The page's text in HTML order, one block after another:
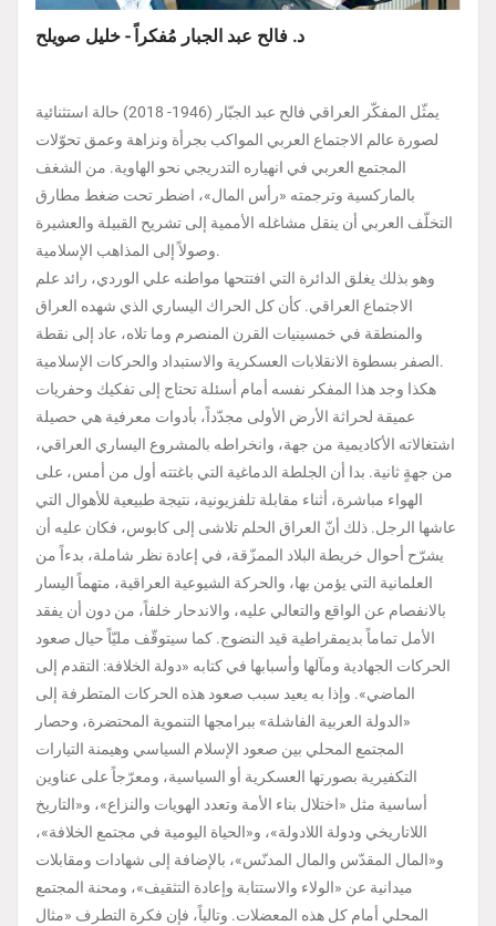
د. فالح عبد الجبار مُفكراً - خليل صويلح
يمثّل المفكّر العراقي فالح عبد الجبّار (1946- 2018) حالة استثنائية
لصورة عالم الاجتماع العربي المواكب بجرأة ونزاهة وعمق تحوّلات
المجتمع العربي في انهياره التدريجي نحو الهاوية. من الشغف
بالماركسية وترجمته «رأس المال»، اضطر تحت ضغط مطارق
التخلّف العربي أن ينقل مشاغله الأممية إلى تشريح القبيلة والعشيرة
وصولاً إلى المذاهب الإسلامية.
وهو بذلك يغلق الدائرة التي افتتحها مواطنه علي الوردي، رائد علم
الاجتماع العراقي. كأن كل الحراك اليساري الذي شهده العراق
والمنطقة في خمسينيات القرن المنصرم وما تلاه، عاد إلى نقطة
الصفر بسطوة الانقلابات العسكرية والاستبداد والحركات الإسلامية.
هكذا وجد هذا المفكر نفسه أمام أسئلة تحتاج إلى تفكيك وحفريات
عميقة لحراثة الأرض الأولى مجدّداً، بأدوات معرفية هي حصيلة
اشتغالاته الأكاديمية من جهة، وانخراطه بالمشروع اليساري العراقي،
من جهةٍ ثانية. بدا أن الجلطة الدماغية التي باغتته أول من أمس، على
الهواء مباشرة، أثناء مقابلة تلفزيونية، نتيجة طبيعية للأهوال التي
عاشها الرجل. ذلك أنّ العراق الحلم تلاشى إلى كابوس، فكان عليه أن
يشرّح أحوال خريطة البلاد الممزّقة، في إعادة نظر شاملة، بدءاً من
العلمانية التي يؤمن بها، والحركة الشيوعية العراقية، متهماً اليسار
بالانفصام عن الواقع والتعالي عليه، والاندحار خلفاً، من دون أن يفقد
الأمل تماماً بديمقراطية قيد النضوج. كما سيتوقّف مليّاً حيال صعود
الحركات الجهادية ومآلها وأسبابها في كتابه «دولة الخلافة: التقدم إلى
الماضي». وإذا به يعيد سبب صعود هذه الحركات المتطرفة إلى
«الدولة العربية الفاشلة» ببرامجها التنموية المحتضرة، وحصار
المجتمع المحلي بين صعود الإسلام السياسي وهيمنة التيارات
التكفيرية بصورتها العسكرية أو السياسية، ومعرّجاً على عناوين
أساسية مثل «اختلال بناء الأمة وتعدد الهويات والنزاع»، و«التاريخ
اللاتاريخي ودولة اللادولة»، و«الحياة اليومية في مجتمع الخلافة»،
و«المال المقدّس والمال المدنّس»، بالإضافة إلى شهادات ومقابلات
ميدانية عن «الولاء والاستتابة وإعادة التثقيف»، ومحنة المجتمع
المحلي أمام كل هذه المعضلات. وتالياً، فإن فكرة التطرف «مثال